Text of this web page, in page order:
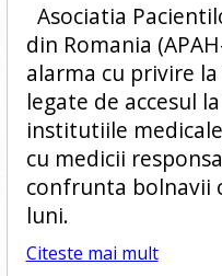
Asociatia
din Romania
alarma cu privire
legate de accesul
institutiile
cu medicii
confrunta bolnavii
luni.
Citeste mai mult